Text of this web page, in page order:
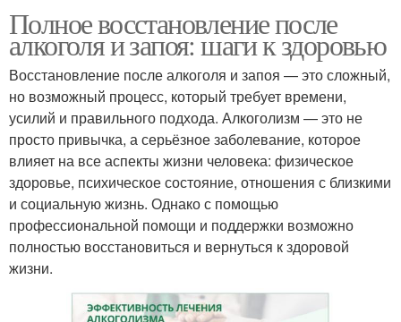
Полное восстановление после
алкоголя и запоя: шаги к здоровью
Восстановление после алкоголя и запоя — это сложный,
но возможный процесс, который требует времени,
усилий и правильного подхода. Алкоголизм — это не
просто привычка, а серьёзное заболевание, которое
влияет на все аспекты жизни человека: физическое
здоровье, психическое состояние, отношения с близкими
и социальную жизнь. Однако с помощью
профессиональной помощи и поддержки возможно
полностью восстановиться и вернуться к здоровой
жизни.